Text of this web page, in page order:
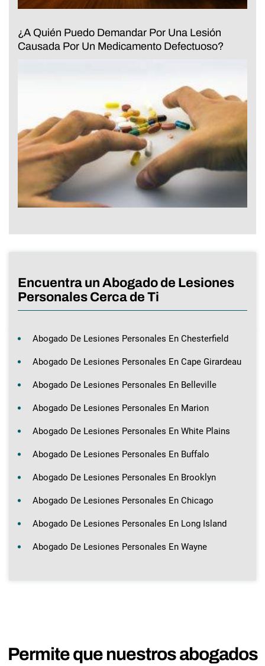
¿A Quién Puedo Demandar Por Una Lesión
Causada Por Un Medicamento Defectuoso?
Encuentra un Abogado de Lesiones
Personales Cerca de Ti
Abogado De Lesiones Personales En Chesterfield
Abogado De Lesiones Personales En Cape Girardeau
Abogado De Lesiones Personales En Belleville
Abogado De Lesiones Personales En Marion
Abogado De Lesiones Personales En White Plains
Abogado De Lesiones Personales En Buffalo
Abogado De Lesiones Personales En Brooklyn
Abogado De Lesiones Personales En Chicago
Abogado De Lesiones Personales En Long Island
Abogado De Lesiones Personales En Wayne
Permite que nuestros abogados